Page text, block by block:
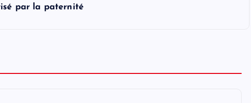
par la paternité